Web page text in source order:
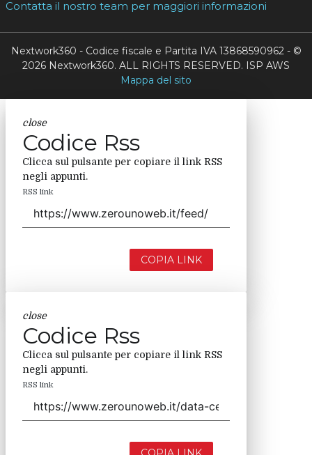
Contatta il nostro team per maggiori informazioni
Nextwork360 - Codice fiscale e Partita IVA 13868590962 - ©
2026 Nextwork360. ALL RIGHTS RESERVED. ISP AWS
Mappa del sito
close
Codice Rss
Clicca sul pulsante per copiare il link RSS
negli appunti.
RSS link
COPIA LINK
close
Codice Rss
Clicca sul pulsante per copiare il link RSS
negli appunti.
RSS link